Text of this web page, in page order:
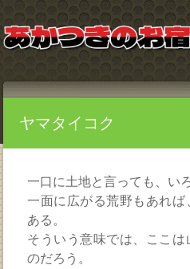
ヤマタイコク
一口に土地と言っても、い
一面に広がる荒野もあれ
ある。
そういう意味では、ここ
のだろう。